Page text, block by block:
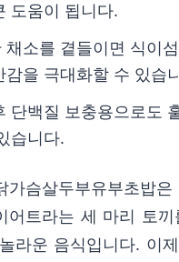
도움이 됩니다.
채소를 곁들이면 식이
감을 극대화할 수 있습
단백질 보충용으로도
습니다.
가슴살두부유부초밥
어트라는 세 마리 토
라운 음식입니다. 이